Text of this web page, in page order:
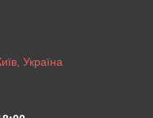
Україна